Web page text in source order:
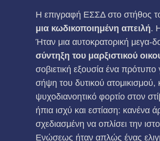
Η επιγραφή ΕΣΣΔ στο στήθος
μια κωδικοποιημένη απειλή.
Ήταν μια αυτοκρατορική μεγα-
σύντηξη του μαρξιστικού
σοβιετική εξουσία ένα
σήψη του δυτικού
ψυχοδιανοητικό φορτίο στον
ήπια ισχύ και εστίαση:
σχεδιασμένη να οπλίσει την
Ενώσεως ήταν απλώς ένας